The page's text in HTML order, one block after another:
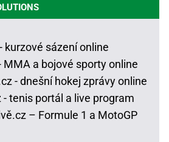
kurzové sázení online
MMA a bojové sporty online
- dnešní hokej zprávy online
- tenis portál a live program
– Formule 1 a MotoGP